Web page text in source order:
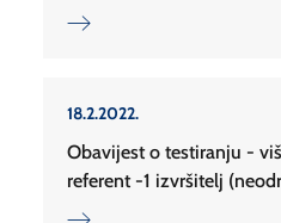
18.2.2022.
Obavijest o testiranju -
referent -1 izvršitelj